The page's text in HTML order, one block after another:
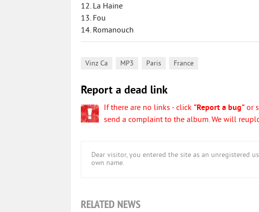
12. La Haine
13. Fou
14. Romanouch
Vinz Ca MP3 Paris France
Report a dead link
If there are no links - click "Report a bug" or
send a complaint to the album. We will
Dear visitor, you entered the site as an unregistered
own name.
RELATED NEWS